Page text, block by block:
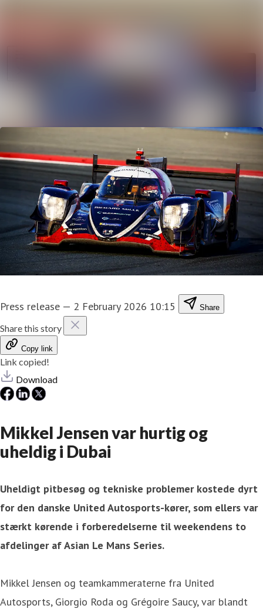
Press release — 2 February 2026 10:15 Share
Share this story
Copy link
Link copied!
Download
Mikkel Jensen var hurtig og
uheldig i Dubai
Uheldigt pitbesøg og tekniske problemer kostede dyrt
for den danske United Autosports-kører, som ellers var
stærkt kørende i forberedelserne til weekendens to
afdelinger af Asian Le Mans Series.
Mikkel Jensen og teamkammeraterne fra United
Autosports, Giorgio Roda og Grégoire Saucy, var blandt